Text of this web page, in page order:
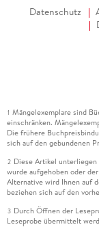
Datenschutz
1 Mängelexemplare sind
einschränken.
Die frühere
sich auf den gebundenen
2 Diese Artikel
wurde aufgehoben oder
Alternative wird Ihnen auf
beziehen sich auf den
3 Durch Öffnen der
Leseprobe übermittelt